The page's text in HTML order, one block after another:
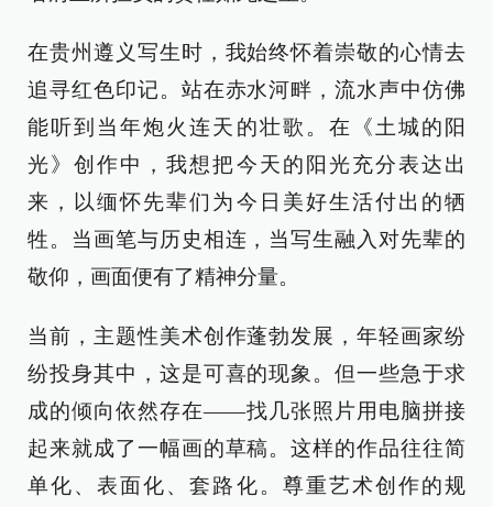
在贵州遵义写生时，我始终怀着崇敬的心情去
追寻红色印记。站在赤水河畔，流水声中仿佛
能听到当年炮火连天的壮歌。在《土城的阳
光》创作中，我想把今天的阳光充分表达出
来，以缅怀先辈们为今日美好生活付出的牺
牲。当画笔与历史相连，当写生融入对先辈的
敬仰，画面便有了精神分量。
当前，主题性美术创作蓬勃发展，年轻画家纷
纷投身其中，这是可喜的现象。但一些急于求
成的倾向依然存在——找几张照片用电脑拼接
起来就成了一幅画的草稿。这样的作品往往简
单化、表面化、套路化。尊重艺术创作的规